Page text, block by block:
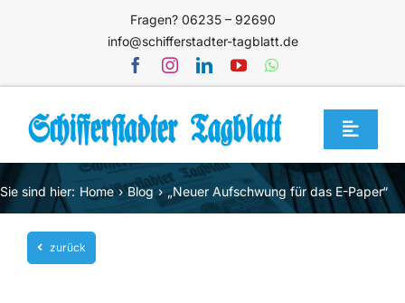
Fragen? 06235 – 92690
info@schifferstadter-tagblatt.de
Toggle
Home
Themen
Blog
Sie sind hier: Home Blog „Neuer Aufschwung für das E-Paper“
zurück